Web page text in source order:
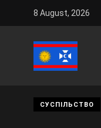
8 August, 2026
Vinnitsa Best
СУСПІЛЬСТВО